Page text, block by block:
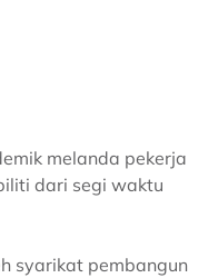
melanda pekerja
dari segi waktu
syarikat pembangun